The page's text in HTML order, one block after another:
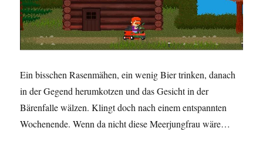
Ein bisschen Rasenmähen, ein wenig Bier trinken, danach
in der Gegend herumkotzen und das Gesicht in der
Bärenfalle wälzen. Klingt doch nach einem entspannten
Wochenende. Wenn da nicht diese Meerjungfrau wäre…